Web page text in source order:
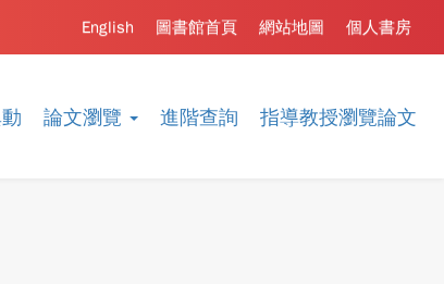
論文瀏覽 進階查詢 指導教授瀏覽論文
個人書房
網站地圖
圖書館首頁
English